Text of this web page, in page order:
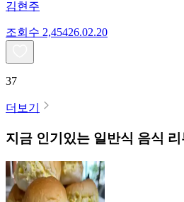
김현주
조회수 2,45426.02.20
37
더보기
지금 인기있는 일반식 음식 리